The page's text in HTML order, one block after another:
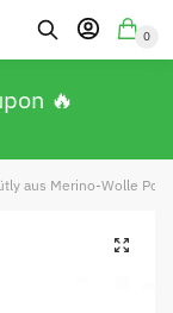
0
🔥
aus Merino-Wolle
🔍